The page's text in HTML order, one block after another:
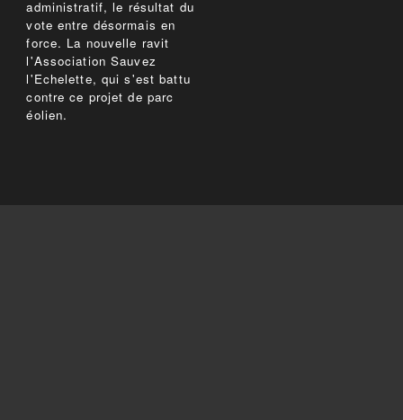
administratif, le résultat du
vote entre désormais en
force. La nouvelle ravit
l'Association Sauvez
l'Echelette, qui s'est battu
contre ce projet de parc
éolien.